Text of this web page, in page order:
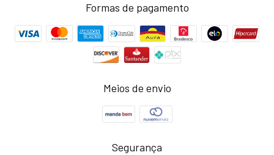
Formas de pagamento
Meios de envio
Segurança